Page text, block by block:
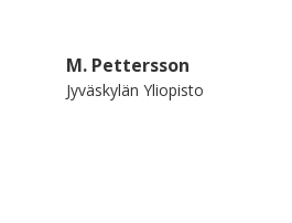
M. Pettersson
Jyväskylän Yliopisto